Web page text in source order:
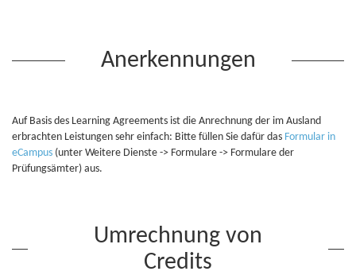
Anerkennungen
Auf Basis des Learning Agreements ist die Anrechnung der im Ausland
erbrachten Leistungen sehr einfach: Bitte füllen Sie dafür das Formular in
eCampus (unter Weitere Dienste -> Formulare -> Formulare der
Prüfungsämter) aus.
Umrechnung von
Credits